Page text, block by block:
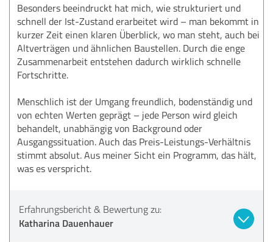
Besonders beeindruckt hat mich, wie strukturiert und
schnell der Ist-Zustand erarbeitet wird – man bekommt in
kurzer Zeit einen klaren Überblick, wo man steht, auch bei
Altverträgen und ähnlichen Baustellen. Durch die enge
Zusammenarbeit entstehen dadurch wirklich schnelle
Fortschritte.
Menschlich ist der Umgang freundlich, bodenständig und
von echten Werten geprägt – jede Person wird gleich
behandelt, unabhängig von Background oder
Ausgangssituation. Auch das Preis-Leistungs-Verhältnis
stimmt absolut. Aus meiner Sicht ein Programm, das hält,
was es verspricht.
Erfahrungsbericht & Bewertung zu:
Katharina Dauenhauer